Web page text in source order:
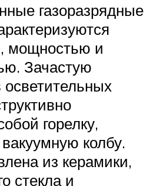
газоразрядные
мощностью и
Зачастую
горелку,
колбу.
из керамики,
стекла и